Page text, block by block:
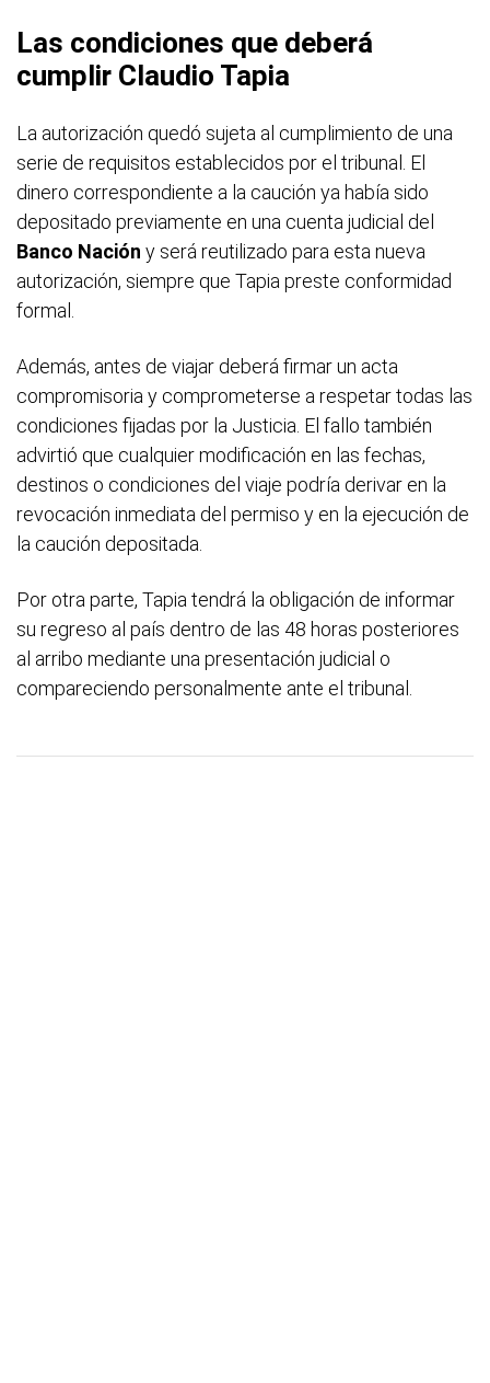
Las condiciones que deberá
cumplir Claudio Tapia
La autorización quedó sujeta al cumplimiento de una
serie de requisitos establecidos por el tribunal. El
dinero correspondiente a la caución ya había sido
depositado previamente en una cuenta judicial del
Banco Nación y será reutilizado para esta nueva
autorización, siempre que Tapia preste conformidad
formal.
Además, antes de viajar deberá firmar un acta
compromisoria y comprometerse a respetar todas las
condiciones fijadas por la Justicia. El fallo también
advirtió que cualquier modificación en las fechas,
destinos o condiciones del viaje podría derivar en la
revocación inmediata del permiso y en la ejecución de
la caución depositada.
Por otra parte, Tapia tendrá la obligación de informar
su regreso al país dentro de las 48 horas posteriores
al arribo mediante una presentación judicial o
compareciendo personalmente ante el tribunal.